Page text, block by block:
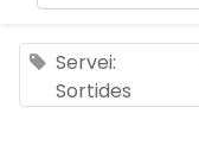
Servei:
Sortides